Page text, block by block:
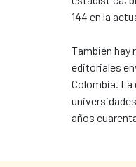
144 en la
También hay
editoriales
Colombia.
años